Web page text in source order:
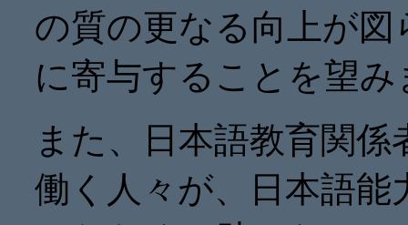
の質の更なる向上が
に寄与することを望み
また、日本語教育関
働く人々が、日本語